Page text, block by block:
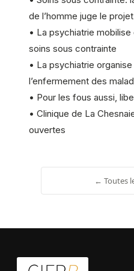
de l’homme juge le
• La psychiatrie
soins sous contrainte
• La psychiatrie
l’enfermement des
• Pour les fous aussi,
• Clinique de La
ouvertes
← Toutes